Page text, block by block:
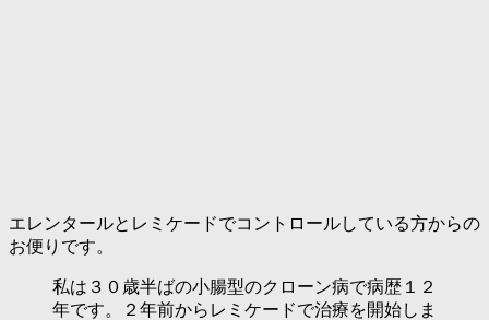
エレンタールとレミケードでコントロールしている方からの
お便りです。
私は３０歳半ばの小腸型のクローン病で病歴１２
年です。２年前からレミケードで治療を開始しま